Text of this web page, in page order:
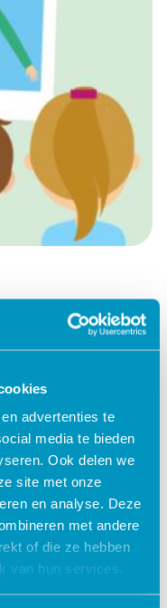
advertenties te
media te bieden
Ook delen we
site met onze
en analyse. Deze
met andere
of die ze hebben
van hun services.